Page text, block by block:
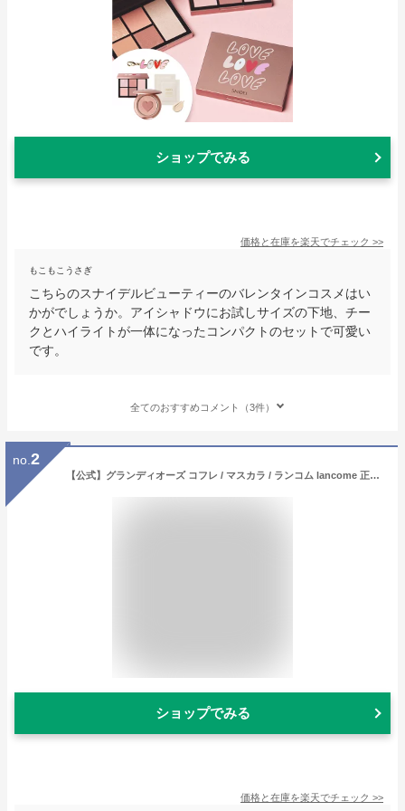
ショップでみる
価格と在庫を楽天でチェック >>
もこもこうさぎ
こちらのスナイデルビューティーのバレンタインコスメはい
かがでしょうか。アイシャドウにお試しサイズの下地、チー
クとハイライトが一体になったコンパクトのセットで可愛い
です。
全てのおすすめコメント（3件）
no. 2
【公式】グランディオーズ コフレ / マスカラ / ランコム lancome 正規品 プレゼント 誕生日 バレンタイン 彼女 母 化粧品 コスメ メイク デパコス ギフト 高級 母の日
ショップでみる
価格と在庫を楽天でチェック >>